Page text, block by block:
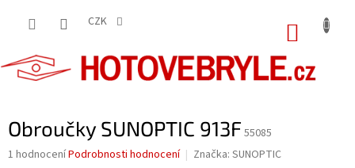
CZK
Obroučky SUNOPTIC 913F 55085
Průměrné
1 hodnoceníPodrobnosti hodnocení Značka: SUNOPTIC